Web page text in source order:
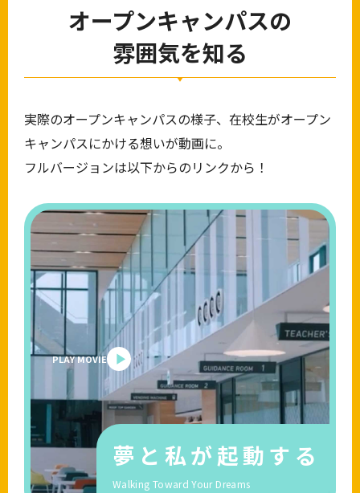
オープンキャンパスの
雰囲気を知る
実際のオープンキャンパスの様子、在校生がオープン
キャンパスにかける想いが動画に。
フルバージョンは以下からのリンクから！
PLAY MOVIE ▶︎
夢と私が起動する
Walking Toward Your Dreams